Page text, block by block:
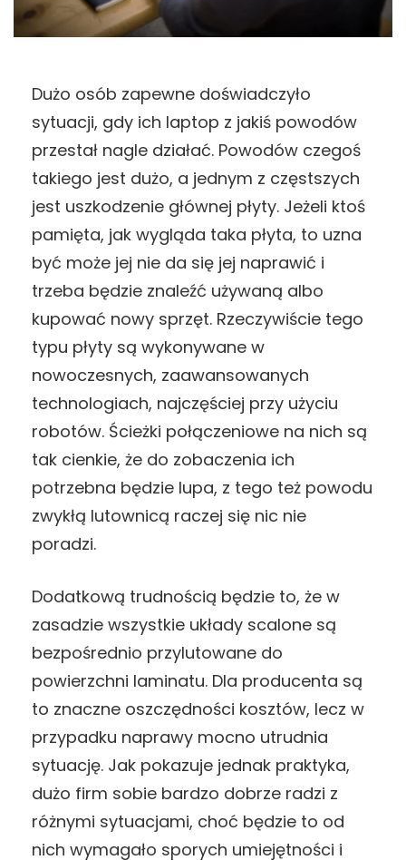
Dużo osób zapewne doświadczyło
sytuacji, gdy ich laptop z jakiś powodów
przestał nagle działać. Powodów czegoś
takiego jest dużo, a jednym z częstszych
jest uszkodzenie głównej płyty. Jeżeli ktoś
pamięta, jak wygląda taka płyta, to uzna
być może jej nie da się jej naprawić i
trzeba będzie znaleźć używaną albo
kupować nowy sprzęt. Rzeczywiście tego
typu płyty są wykonywane w
nowoczesnych, zaawansowanych
technologiach, najczęściej przy użyciu
robotów. Ścieżki połączeniowe na nich są
tak cienkie, że do zobaczenia ich
potrzebna będzie lupa, z tego też powodu
zwykłą lutownicą raczej się nic nie
poradzi.
Dodatkową trudnością będzie to, że w
zasadzie wszystkie układy scalone są
bezpośrednio przylutowane do
powierzchni laminatu. Dla producenta są
to znaczne oszczędności kosztów, lecz w
przypadku naprawy mocno utrudnia
sytuację. Jak pokazuje jednak praktyka,
dużo firm sobie bardzo dobrze radzi z
różnymi sytuacjami, choć będzie to od
nich wymagało sporych umiejętności i